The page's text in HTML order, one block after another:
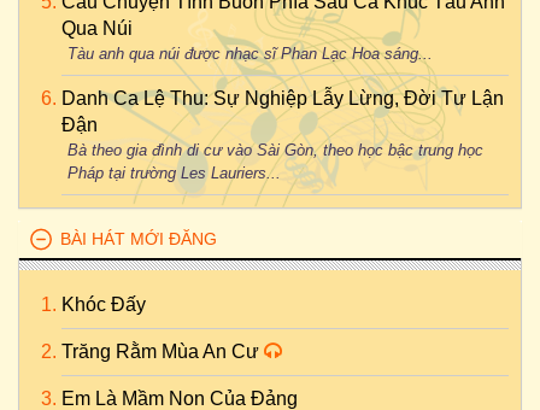
Qua Núi
Tàu anh qua núi được nhạc sĩ Phan Lạc Hoa sáng...
Danh Ca Lệ Thu: Sự Nghiệp Lẫy Lừng, Đời Tư Lận
Đận
Bà theo gia đình di cư vào Sài Gòn, theo học bậc trung học
Pháp tại trường Les Lauriers...
BÀI HÁT MỚI ĐĂNG
Khóc Đấy
Trăng Rằm Mùa An Cư
Em Là Mầm Non Của Đảng